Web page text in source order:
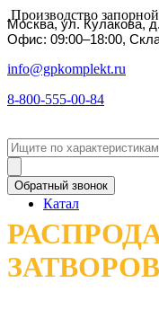
Производство
Москва, ул. Кулакова,
Офис: 09:00–18:00,
info@gpkomplekt.ru
8-800-555-00-84
Обратный звонок
ЗАТВОРОВ
Катал